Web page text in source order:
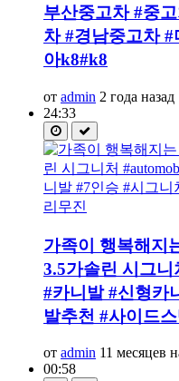
부산중고차 #중
차 #경남중고차 #
아k8#k8
от admin 2 года назад
24:33
가족이 행복해지
3.5가솔린 시그
#카니발 #신형카
발추천 #사이드
от admin 11 месяцев
00:58